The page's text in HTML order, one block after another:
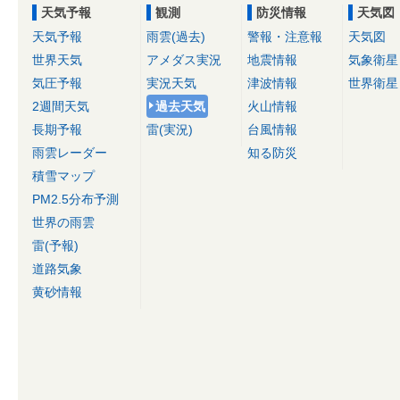
天気予報
天気予報
世界天気
気圧予報
2週間天気
長期予報
雨雲レーダー
積雪マップ
PM2.5分布予測
世界の雨雲
雷(予報)
道路気象
黄砂情報
観測
雨雲(過去)
アメダス実況
実況天気
過去天気
雷(実況)
防災情報
警報・注意報
地震情報
津波情報
火山情報
台風情報
知る防災
天気図
天気図
気象衛星
世界衛星